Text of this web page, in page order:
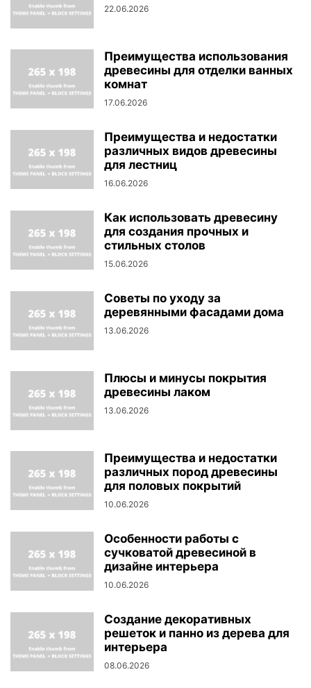
22.06.2026
Преимущества использования
древесины для отделки ванных
комнат
17.06.2026
Преимущества и недостатки
различных видов древесины
для лестниц
16.06.2026
Как использовать древесину
для создания прочных и
стильных столов
15.06.2026
Советы по уходу за
деревянными фасадами дома
13.06.2026
Плюсы и минусы покрытия
древесины лаком
13.06.2026
Преимущества и недостатки
различных пород древесины
для половых покрытий
10.06.2026
Особенности работы с
сучковатой древесиной в
дизайне интерьера
10.06.2026
Создание декоративных
решеток и панно из дерева для
интерьера
08.06.2026